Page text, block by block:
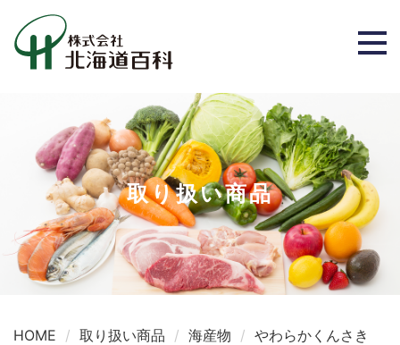
取り扱い商品
HOME 取り扱い商品 海産物
やわらかくんさき